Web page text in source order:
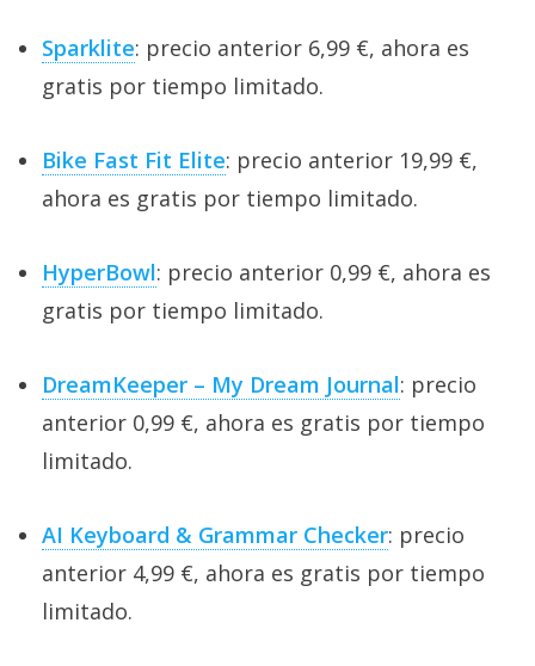
Sparklite: precio anterior 6,99 €, ahora es
gratis por tiempo limitado.
Bike Fast Fit Elite: precio anterior 19,99 €,
ahora es gratis por tiempo limitado.
HyperBowl: precio anterior 0,99 €, ahora es
gratis por tiempo limitado.
DreamKeeper – My Dream Journal: precio
anterior 0,99 €, ahora es gratis por tiempo
limitado.
AI Keyboard & Grammar Checker: precio
anterior 4,99 €, ahora es gratis por tiempo
limitado.